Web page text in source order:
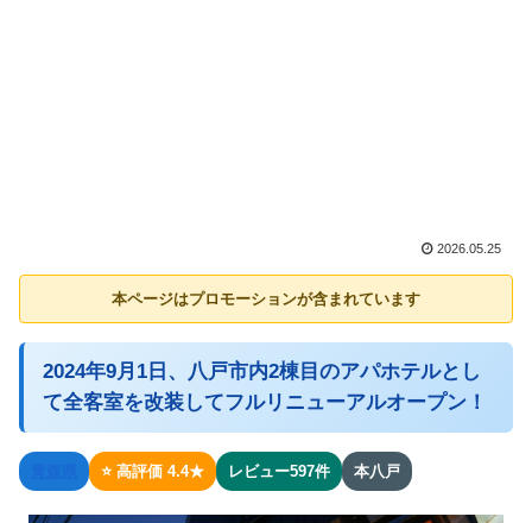
2026.05.25
本ページはプロモーションが含まれています
2024年9月1日、八戸市内2棟目のアパホテルとし
て全客室を改装してフルリニューアルオープン！
⭐ 高評価 4.4★ レビュー597件 本八戸